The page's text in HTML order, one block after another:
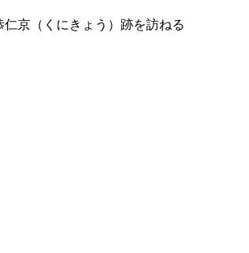
京（くにきょう）跡を訪ねる